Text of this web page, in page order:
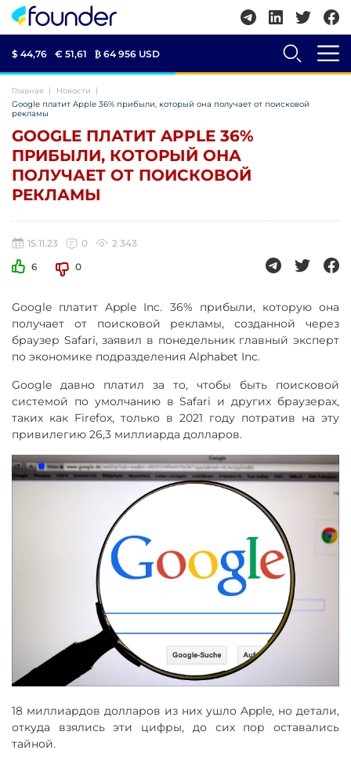
$ 44,76 € 51,61 ₿ 64 956 USD
Главная
Новости
Google платит Apple 36% прибыли, который она получает от поисковой
рекламы
GOOGLE ПЛАТИТ APPLE 36%
ПРИБЫЛИ, КОТОРЫЙ ОНА
ПОЛУЧАЕТ ОТ ПОИСКОВОЙ
РЕКЛАМЫ
15.11.23 0
2 343
6
0
Google платит Apple Inc. 36% прибыли, которую она
получает от поисковой рекламы, созданной через
браузер Safari, заявил в понедельник главный эксперт
по экономике подразделения Alphabet Inc.
Google давно платил за то, чтобы быть поисковой
системой по умолчанию в Safari и других браузерах,
таких как Firefox, только в 2021 году потратив на эту
привилегию 26,3 миллиарда долларов.
18 миллиардов долларов из них ушло Apple, но детали,
откуда взялись эти цифры, до сих пор оставались
тайной.